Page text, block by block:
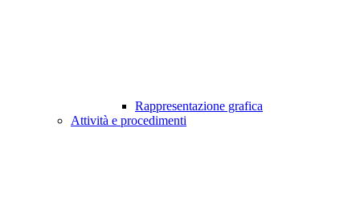
Rappresentazione grafica
Attività e procedimenti